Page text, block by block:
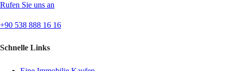
Rufen Sie uns an
+90 538 888 16 16
Schnelle Links